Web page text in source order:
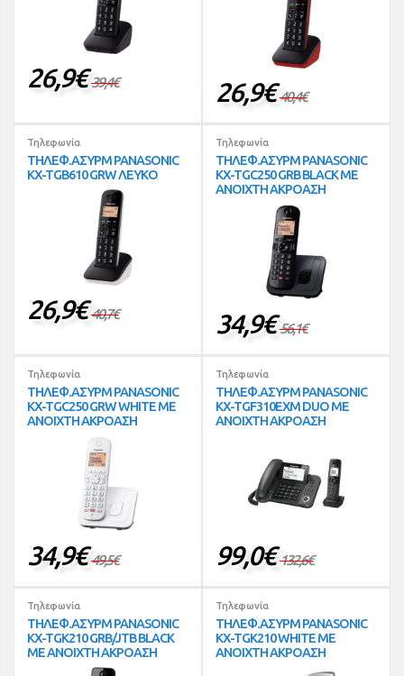
26,9€ 39,4€ 26,9€ 40,4€
Τηλεφωνία
ΤΗΛΕΦ.ΑΣΥΡΜ PANASONIC
KX-TGB610 GRW ΛΕΥΚΟ
26,9€ 40,7€
Τηλεφωνία
ΤΗΛΕΦ.ΑΣΥΡΜ PANASONIC
KX-TGC250 GRB BLACK ΜΕ
ΑΝΟΙΧΤΗ ΑΚΡΟΑΣΗ
34,9€ 56,1€
Τηλεφωνία
ΤΗΛΕΦ.ΑΣΥΡΜ PANASONIC
KX-TGC250 GRW WHITE ΜΕ
ΑΝΟΙΧΤΗ ΑΚΡΟΑΣΗ
34,9€ 49,5€
Τηλεφωνία
ΤΗΛΕΦ.ΑΣΥΡΜ PANASONIC
KX-TGF310EXM DUO ΜΕ
ΑΝΟΙΧΤΗ ΑΚΡΟΑΣΗ
99,0€ 132,6€
Τηλεφωνία
ΤΗΛΕΦ.ΑΣΥΡΜ PANASONIC
KX-TGK210 GRB/JTB BLACK
ΜΕ ΑΝΟΙΧΤΗ ΑΚΡΟΑΣΗ
Τηλεφωνία
ΤΗΛΕΦ.ΑΣΥΡΜ PANASONIC
KX-TGK210 WHITE ΜΕ
ΑΝΟΙΧΤΗ ΑΚΡΟΑΣΗ